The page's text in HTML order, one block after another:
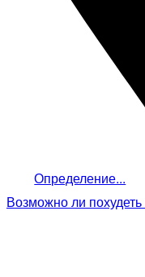
Определение...
Возможно ли похудеть